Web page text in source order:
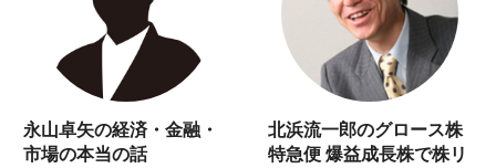
永山卓矢の経済・金融・
市場の本当の話
北浜流一郎のグロース株
特急便 爆益成長株で株リ